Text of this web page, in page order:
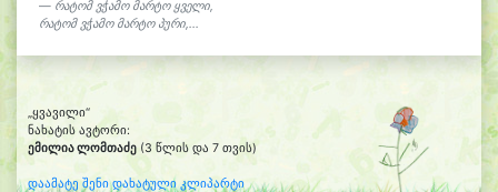
რატომ ვჭამო მარტო ყველი,
რატომ ვჭამო მარტო პური,...
„ყვავილი“
ნახატის ავტორი:
ემილია ლომთაძე (3 წლის და 7 თვის)
დაამატე შენი დახატული კლიპარტი